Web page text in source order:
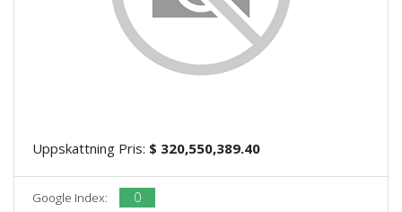
Uppskattning Pris: $ 320,550,389.40
Google Index: 0